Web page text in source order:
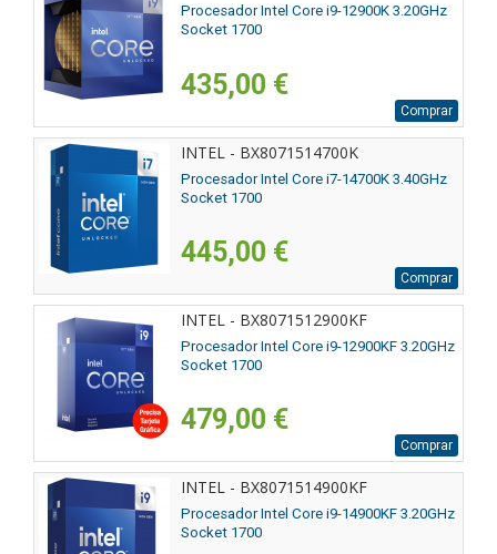
Procesador Intel Core i9-12900K 3.20GHz
Socket 1700
435,00 €
Comprar
INTEL - BX8071514700K
Procesador Intel Core i7-14700K 3.40GHz
Socket 1700
445,00 €
Comprar
INTEL - BX8071512900KF
Procesador Intel Core i9-12900KF 3.20GHz
Socket 1700
479,00 €
Comprar
INTEL - BX8071514900KF
Procesador Intel Core i9-14900KF 3.20GHz
Socket 1700